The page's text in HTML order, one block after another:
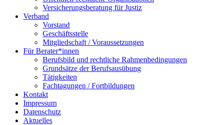
Versicherungsberatung für Justiz
Verband
Vorstand
Geschäftsstelle
Mitgliedschaft / Voraussetzungen
Für Berater*innen
Berufsbild und rechtliche Rahmenbedingungen
Grundsätze der Berufsausübung
Tätigkeiten
Fachtagungen / Fortbildungen
Kontakt
Impressum
Datenschutz
Aktuelles